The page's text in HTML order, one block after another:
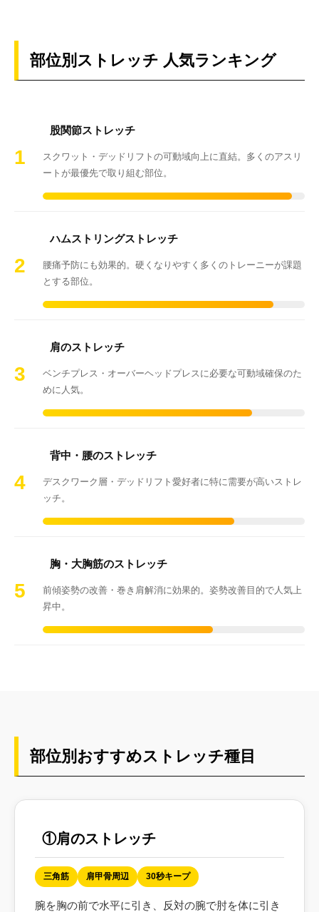
部位別ストレッチ 人気ランキング
1
股関節ストレッチ
スクワット・デッドリフトの可動域向上に直結。多くのアスリ
ートが最優先で取り組む部位。
2
ハムストリングストレッチ
腰痛予防にも効果的。硬くなりやすく多くのトレーニーが課題
とする部位。
3
肩のストレッチ
ベンチプレス・オーバーヘッドプレスに必要な可動域確保のた
めに人気。
4
背中・腰のストレッチ
デスクワーク層・デッドリフト愛好者に特に需要が高いストレ
ッチ。
5
胸・大胸筋のストレッチ
前傾姿勢の改善・巻き肩解消に効果的。姿勢改善目的で人気上
昇中。
部位別おすすめストレッチ種目
①肩のストレッチ
三角筋 肩甲骨周辺 30秒キープ
腕を胸の前で水平に引き、反対の腕で肘を体に引き